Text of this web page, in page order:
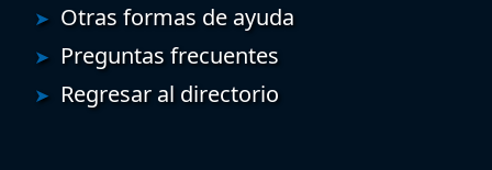
Otras formas de ayuda
Preguntas frecuentes
Regresar al directorio